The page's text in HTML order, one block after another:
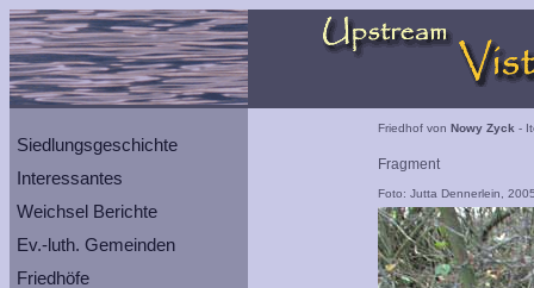
Siedlungsgeschichte
Interessantes
Weichsel Berichte
Ev.-luth. Gemeinden
Friedhöfe
Friedhof von Nowy Zyck -
Fragment
Foto: Jutta Dennerlein,